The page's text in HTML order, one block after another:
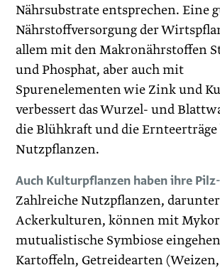
Nährsubstrate entsprechen. Eine
Nährstoffversorgung der
allem mit den Makronährstoffen
und Phosphat, aber auch mit
Spurenelementen wie Zink und
verbessert das Wurzel- und
die Blühkraft und die Ernteerträge
Nutzpflanzen.
Auch Kulturpflanzen haben ihre
Zahlreiche Nutzpflanzen,
Ackerkulturen, können mit
mutualistische Symbiose
Kartoffeln, Getreidearten (Weizen,